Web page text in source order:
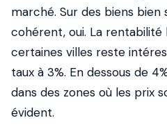
marché. Sur des biens
cohérent, oui. La rentabilité
certaines villes reste
taux à 3%. En dessous de
dans des zones où les prix
évident.